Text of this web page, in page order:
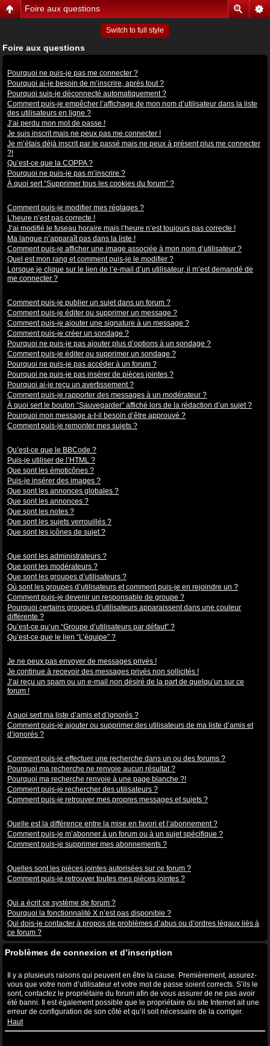
Foire aux questions
Switch to full style
Foire aux questions
Pourquoi ne puis-je pas me connecter ?
Pourquoi ai-je besoin de m’inscrire, après tout ?
Pourquoi suis-je déconnecté automatiquement ?
Comment puis-je empêcher l’affichage de mon nom d’utilisateur dans la liste
des utilisateurs en ligne ?
J’ai perdu mon mot de passe !
Je suis inscrit mais ne peux pas me connecter !
Je m’étais déjà inscrit par le passé mais ne peux à présent plus me connecter
?!
Qu’est-ce que la COPPA ?
Pourquoi ne puis-je pas m’inscrire ?
À quoi sert “Supprimer tous les cookies du forum” ?
Comment puis-je modifier mes réglages ?
L’heure n’est pas correcte !
J’ai modifié le fuseau horaire mais l’heure n’est toujours pas correcte !
Ma langue n’apparaît pas dans la liste !
Comment puis-je afficher une image associée à mon nom d’utilisateur ?
Quel est mon rang et comment puis-je le modifier ?
Lorsque je clique sur le lien de l’e-mail d’un utilisateur, il m’est demandé de
me connecter ?
Comment puis-je publier un sujet dans un forum ?
Comment puis-je éditer ou supprimer un message ?
Comment puis-je ajouter une signature à un message ?
Comment puis-je créer un sondage ?
Pourquoi ne puis-je pas ajouter plus d’options à un sondage ?
Comment puis-je éditer ou supprimer un sondage ?
Pourquoi ne puis-je pas accéder à un forum ?
Pourquoi ne puis-je pas insérer de pièces jointes ?
Pourquoi ai-je reçu un avertissement ?
Comment puis-je rapporter des messages à un modérateur ?
À quoi sert le bouton “Sauvegarder” affiché lors de la rédaction d’un sujet ?
Pourquoi mon message a-t-il besoin d’être approuvé ?
Comment puis-je remonter mes sujets ?
Qu’est-ce que le BBCode ?
Puis-je utiliser de l’HTML ?
Que sont les émoticônes ?
Puis-je insérer des images ?
Que sont les annonces globales ?
Que sont les annonces ?
Que sont les notes ?
Que sont les sujets verrouillés ?
Que sont les icônes de sujet ?
Que sont les administrateurs ?
Que sont les modérateurs ?
Que sont les groupes d’utilisateurs ?
Où sont les groupes d’utilisateurs et comment puis-je en rejoindre un ?
Comment puis-je devenir un responsable de groupe ?
Pourquoi certains groupes d’utilisateurs apparaissent dans une couleur
différente ?
Qu’est-ce qu’un “Groupe d’utilisateurs par défaut” ?
Qu’est-ce que le lien “L’équipe” ?
Je ne peux pas envoyer de messages privés !
Je continue à recevoir des messages privés non sollicités !
J’ai reçu un spam ou un e-mail non désiré de la part de quelqu’un sur ce
forum !
A quoi sert ma liste d’amis et d’ignorés ?
Comment puis-je ajouter ou supprimer des utilisateurs de ma liste d’amis et
d’ignorés ?
Comment puis-je effectuer une recherche dans un ou des forums ?
Pourquoi ma recherche ne renvoie aucun résultat ?
Pourquoi ma recherche renvoie à une page blanche ?!
Comment puis-je rechercher des utilisateurs ?
Comment puis-je retrouver mes propres messages et sujets ?
Quelle est la différence entre la mise en favori et l’abonnement ?
Comment puis-je m’abonner à un forum ou à un sujet spécifique ?
Comment puis-je supprimer mes abonnements ?
Quelles sont les pièces jointes autorisées sur ce forum ?
Comment puis-je retrouver toutes mes pièces jointes ?
Qui a écrit ce système de forum ?
Pourquoi la fonctionnalité X n’est pas disponible ?
Qui dois-je contacter à propos de problèmes d’abus ou d’ordres légaux liés à
ce forum ?
Problèmes de connexion et d’inscription
Il y a plusieurs raisons qui peuvent en être la cause. Premièrement, assurez-
vous que votre nom d’utilisateur et votre mot de passe soient corrects. S’ils le
sont, contactez le propriétaire du forum afin de vous assurer de ne pas avoir
été banni. Il est également possible que le propriétaire du site Internet ait une
erreur de configuration de son côté et qu’il soit nécessaire de la corriger.
Haut